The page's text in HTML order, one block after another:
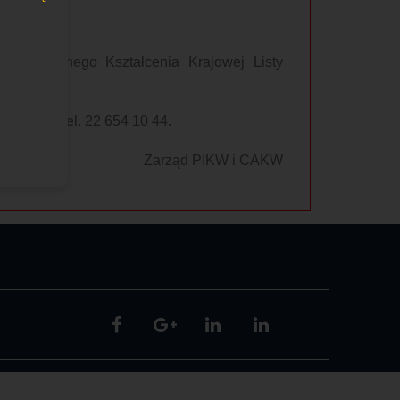
Kształcenia Krajowej Listy
lub tel. 22 654 10 44.
Zarząd PIKW i CAKW